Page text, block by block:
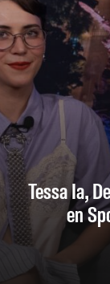
Tessa Ia,
en